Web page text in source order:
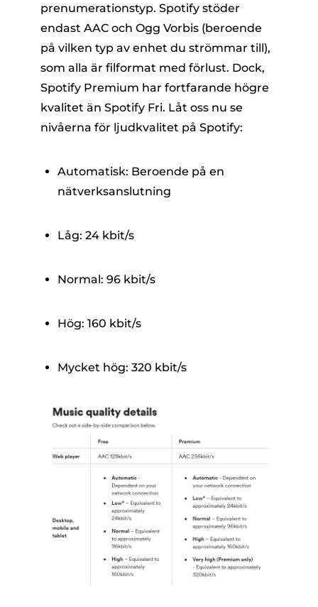
prenumerationstyp. Spotify stöder
endast AAC och Ogg Vorbis (beroende
på vilken typ av enhet du strömmar till),
som alla är filformat med förlust. Dock,
Spotify Premium har fortfarande högre
kvalitet än Spotify Fri. Låt oss nu se
nivåerna för ljudkvalitet på Spotify:
Automatisk: Beroende på en
nätverksanslutning
Låg: 24 kbit/s
Normal: 96 kbit/s
Hög: 160 kbit/s
Mycket hög: 320 kbit/s